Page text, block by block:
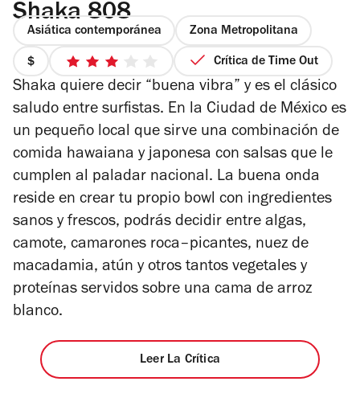
Shaka 808
Asiática contemporánea Zona Metropolitana
precio
1
de
4
3
de
5
estrellas
Crítica de Time Out
Shaka quiere decir “buena vibra” y es el clásico
saludo entre surfistas. En la Ciudad de México es
un pequeño local que sirve una combinación de
comida hawaiana y japonesa con salsas que le
cumplen al paladar nacional. La buena onda
reside en crear tu propio bowl con ingredientes
sanos y frescos, podrás decidir entre algas,
camote, camarones roca–picantes, nuez de
macadamia, atún y otros tantos vegetales y
proteínas servidos sobre una cama de arroz
blanco.
Leer La Crítica